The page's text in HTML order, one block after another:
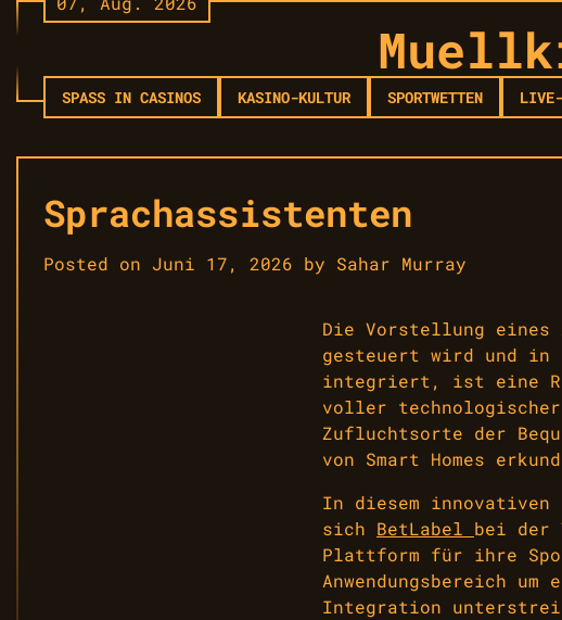
Skip
to
SPASS IN CASINOS KASINO-KULTUR SPORTWETTEN LIVE-
Sprachassistenten
Posted on Juni 17, 2026 by Sahar Murray
Die Vorstellung eines
gesteuert wird und in
integriert, ist eine
voller
Zufluchtsorte der
von Smart Homes
In diesem innovativen
sich BetLabel bei der
Plattform für ihre
Anwendungsbereich
Integration